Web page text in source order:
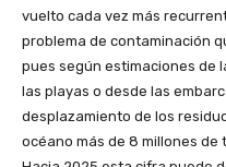
vuelto cada vez más
problema de contaminación
pues según estimaciones de
las playas o desde las
desplazamiento de los
océano más de 8 millones de